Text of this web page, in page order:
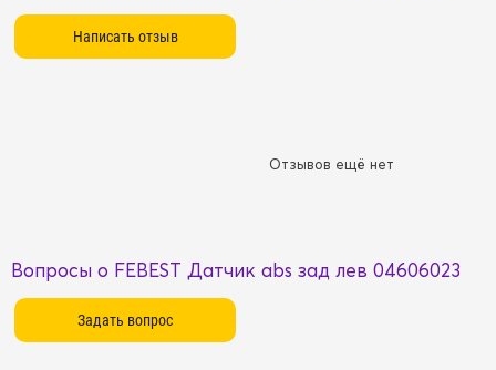
Отзывов ещё нет
Вопросы о FEBEST Датчик abs зад лев 04606023